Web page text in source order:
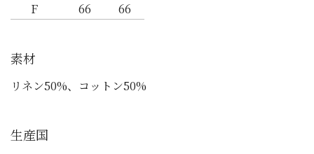
F
66 66
素材
リネン50%、コットン50%
生産国